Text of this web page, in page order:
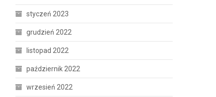
styczeń 2023
grudzień 2022
listopad 2022
październik 2022
wrzesień 2022